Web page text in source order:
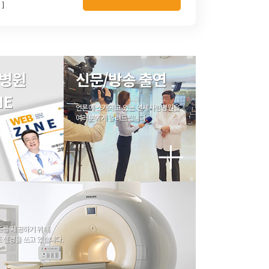
]
원
신문/방송 출연
언론에 소개되고 있는 연세사랑병원을
여러분에게 알려드립니다.
제공하기 위해
경을 쓰고 있습니다.